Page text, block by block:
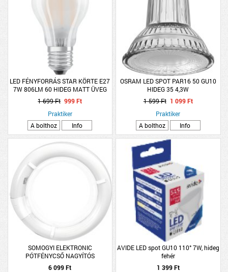
LED FÉNYFORRÁS STAR KÖRTE E27
7W 806LM 60 HIDEG MATT ÜVEG
15000H
1 699 Ft 999 Ft
Praktiker
A bolthoz
Info
OSRAM LED SPOT PAR16 50 GU10
HIDEG 35 4,3W
1 599 Ft 1 099 Ft
Praktiker
A bolthoz
Info
SOMOGYI ELEKTRONIC
PÓTFÉNYCSŐ NAGYÍTÓS
LÁMPÁHOZ 180707
6 099 Ft
AVIDE LED spot GU10 110° 7W, hideg
fehér
1 399 Ft